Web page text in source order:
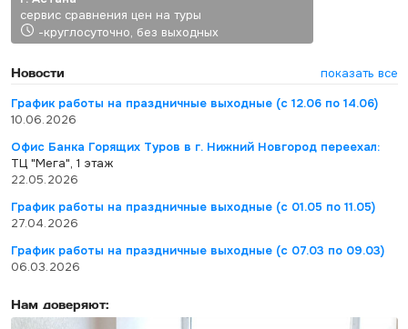
сервис сравнения цен на туры
-круглосуточно, без выходных
Новости
показать все
График работы на праздничные выходные (с 12.06 по 14.06)
10.06.2026
Офис Банка Горящих Туров в г. Нижний Новгород переехал:
ТЦ "Мега", 1 этаж
22.05.2026
График работы на праздничные выходные (с 01.05 по 11.05)
27.04.2026
График работы на праздничные выходные (с 07.03 по 09.03)
06.03.2026
Нам доверяют: